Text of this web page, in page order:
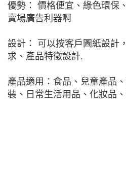
優勢： 價格便宜、綠色環保
賣場廣告利器啊
設計： 可以按客戶圖紙設計
求、產品特徵設計.
產品適用：食品、兒童產品
裝、日常生活用品、化妝品